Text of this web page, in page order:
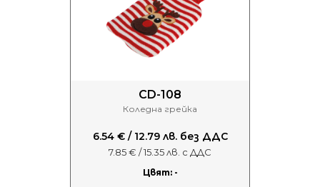
CD-108
Коледна грейка
6.54 € / 12.79 лв. без ДДС
7.85 € / 15.35 лв. с ДДС
Цвят: -